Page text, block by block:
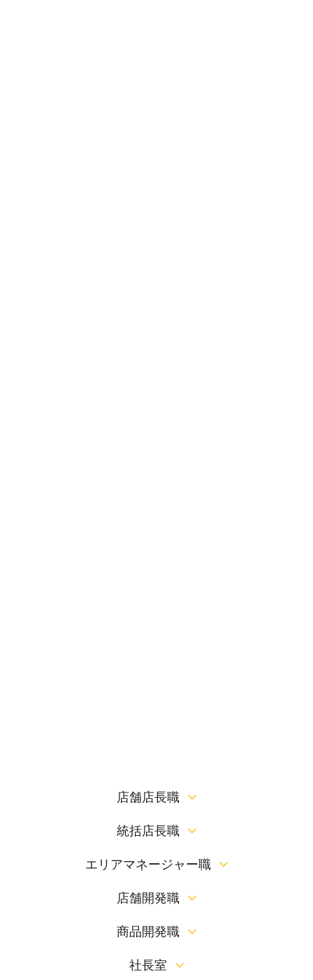
店舗店長職
統括店長職
エリアマネージャー職
店舗開発職
商品開発職
社長室